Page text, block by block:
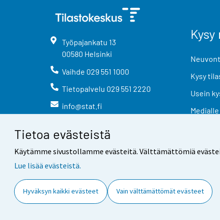
Tietoa evästeistä
Käytämme sivustollamme evästeitä. Välttämättömiä
Lue lisää evästeistä.
Hyväksyn kaikki evästeet Vain välttämättömät evästeet
Työpajankatu 13
00580 Helsinki
Vaihde 029 551 1000
Tietopalvelu 029 551 2220
info@stat.fi
Kysy
Usein
Medialle
Yhteystiedot Palaute